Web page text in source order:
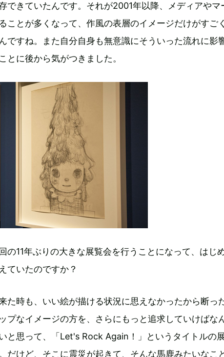
できていたんです。それが2001年以降、メディアやマ
ことが多くなって、作風の表層のイメージだけがすご
ですね。また自分自身も無意識にそういった流れに影
とに後から気がつきました。
の11年ぶりの大きな展覧会を行うことになって、はじ
ていたのですか？
た時も、いい絵が描ける状況に思えなかったから断っ
プなイメージの方を、さらにもっと追求していけばな
と思って、「Let's Rock Again！」というタイトルの
だけど、そこに震災が起きて、そんな馬鹿みたいなこ